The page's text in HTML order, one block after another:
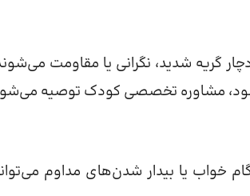
گریه شدید، نگرانی یا مقاومت
مشاوره تخصصی کودک توصیه
خواب یا بیدار شدن‌های مداوم